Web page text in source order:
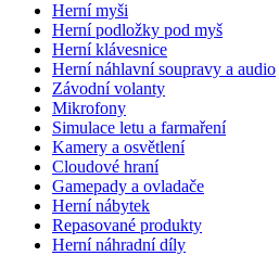
Herní myši
Herní podložky pod myš
Herní klávesnice
Herní náhlavní soupravy a audio
Závodní volanty
Mikrofony
Simulace letu a farmaření
Kamery a osvětlení
Cloudové hraní
Gamepady a ovladače
Herní nábytek
Repasované produkty
Herní náhradní díly